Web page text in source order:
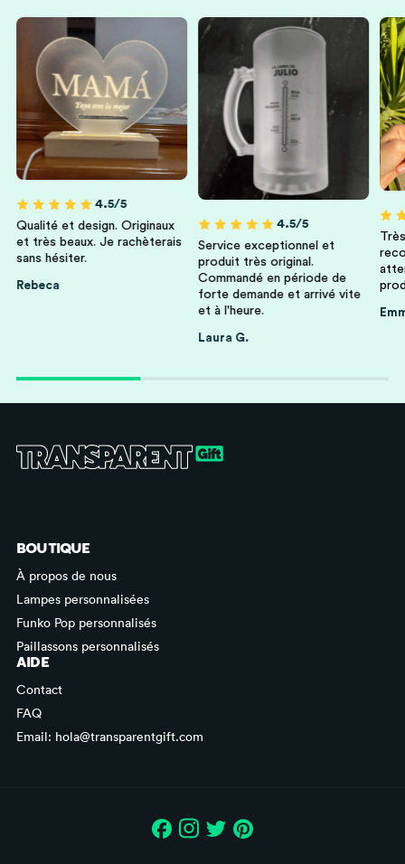
4.5/5
Qualité et design. Originaux
et très beaux. Je rachèterais
sans hésiter.
Rebeca
4.5/5
Service exceptionnel et
produit très original.
Commandé en période de
forte demande et arrivé vite
et à l'heure.
Laura G.
BOUTIQUE
À propos de nous
Lampes personnalisées
Funko Pop personnalisés
Paillassons personnalisés
AIDE
Contact
FAQ
Email: hola@transparentgift.com